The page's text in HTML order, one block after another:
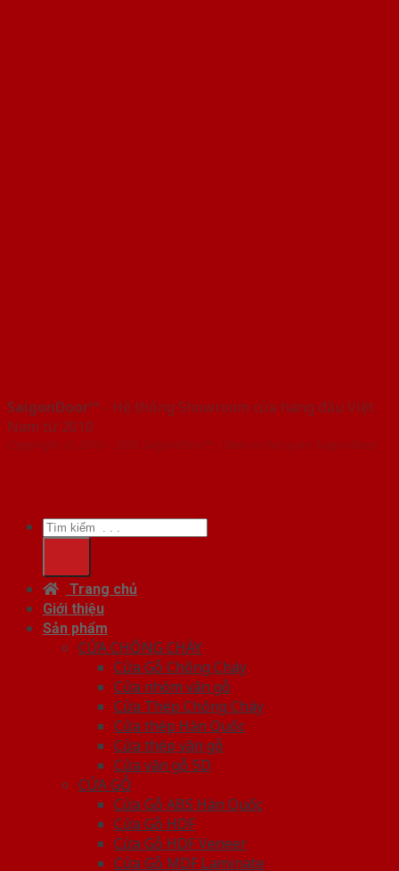
SaigonDoor™ - Hệ thống Showroom cửa hàng đầu Việt
Nam từ 2010
Copyright ⓒ 2010 – 2026 SaigonDoor™ | Đơn vị chủ quản SaigonDoor
Tìm
kiếm:
Trang chủ
Giới thiệu
Sản phẩm
CỬA CHỐNG CHÁY
Cửa Gỗ Chống Cháy
Cửa nhôm vân gỗ
Cửa Thép Chống Cháy
Cửa thép Hàn Quốc
Cửa thép vân gỗ
Cửa vân gỗ 5D
CỬA GỖ
Cửa Gỗ ABS Hàn Quốc
Cửa Gỗ HDF
Cửa Gỗ HDF Veneer
Cửa Gỗ MDF Laminate